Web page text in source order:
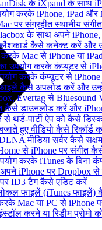
के iXpand के साथ
करके iPhone, iPad
पर संग्रहीत स्थानीय
के साथ अपने iPhone,
कैसे कनेक्ट करें और
करके Mac से iPhone या
उपयोग करके कंप्यूटर से
करके कंप्यूटर से
कैसे अपलोड करें और
Evertag से
कैसे डाउनलोड करें और
थर्ड-पार्टी ऐप को कैसे
हुए वीडियो कैसे रिकॉर्ड
मीडिया सर्वर कैसे
से iPhone पर संगीत
करके iTunes के बिना
iPhone पर Dropbox से
ID3 टैग कैसे एडिट करें
फाइलें (iTunes फाइलें)
Mac या PC से iPhone
करने या रिडीम प्रोमो